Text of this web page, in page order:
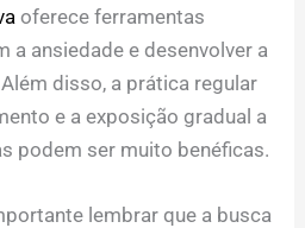
oferece ferramentas
a ansiedade e desenvolver a
disso, a prática regular
e a exposição gradual a
podem ser muito benéficas.
lembrar que a busca